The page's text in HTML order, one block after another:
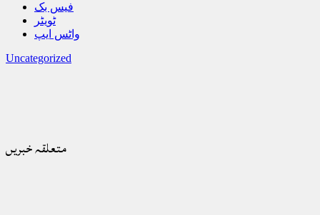
فیس بک
ٹویٹر
واٹس ایپ
Uncategorized
متعلقہ خبریں